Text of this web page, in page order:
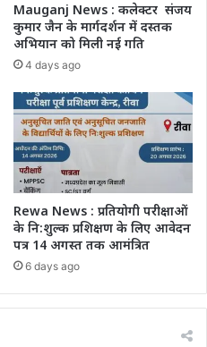
Mauganj News : कलेक्टर संजय
कुमार जैन के मार्गदर्शन में दस्तक
अभियान को मिली नई गति
4 days ago
Rewa News : प्रतियोगी परीक्षाओं
के नि:शुल्क प्रशिक्षण के लिए आवेदन
पत्र 14 अगस्त तक आमंत्रित
6 days ago